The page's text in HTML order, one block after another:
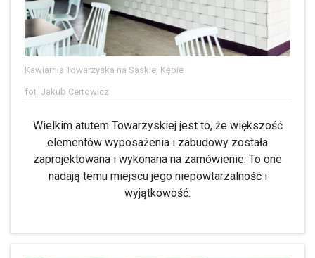
Kawiarnia Towarzyska na Saskiej Kępie
fot. Jakub Certowicz
Wielkim atutem Towarzyskiej jest to, że większość
elementów wyposażenia i zabudowy została
zaprojektowana i wykonana na zamówienie. To one
nadają temu miejscu jego niepowtarzalność i
wyjątkowość.